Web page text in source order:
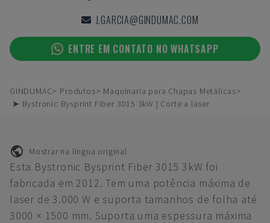
J.GARCIA@GINDUMAC.COM
ENTRE EM CONTATO NO WHATSAPP
GINDUMAC Produtos
Maquinaria para Chapas Metálicas
➤ Bystronic Bysprint Fiber 3015 3kW | Corte a laser
Mostrar na língua original
Esta Bystronic Bysprint Fiber 3015 3kW foi
fabricada em 2012. Tem uma potência máxima de
laser de 3.000 W e suporta tamanhos de folha até
3000 × 1500 mm. Suporta uma espessura máxima